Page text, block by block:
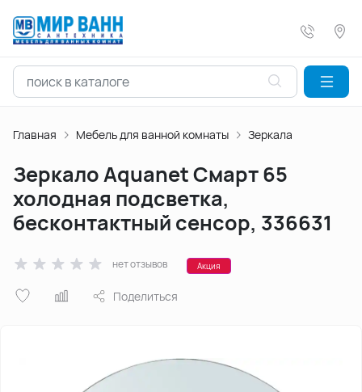
Главная Мебель для ванной комнаты Зеркала
Зеркало Aquanet Смарт 65
холодная подсветка,
бесконтактный сенсор, 336631
нет отзывов Акция
Поделиться